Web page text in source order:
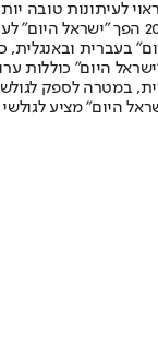
לעיתונות טובה
תשלום. המהדורה המודפסת
היום" כוללות
במטרה לספק
היום" מציע